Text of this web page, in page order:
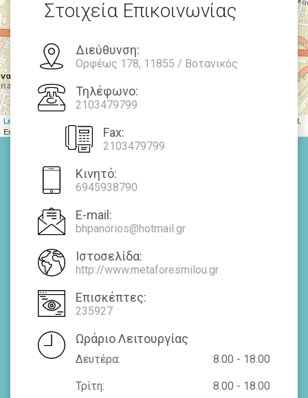
Leaflet
| Tiles © Esri — Source: Esri, DeLorme, NAVTEQ, USGS, Intermap, iPC, NRCAN,
Esri Japan, METI, Esri China (Hong Kong), Esri (Thailand), TomTom, 2012
Στοιχεία Επικοινωνίας
Διεύθυνση:
Ορφέως 178, 11855 / Βοτανικός
Τηλέφωνο:
2103479799
Fax:
2103479799
Κινητό:
6945938790
E-mail:
bhpanorios@hotmail.gr
Ιστοσελίδα:
http://www.metaforesmilou.gr
Επισκέπτες:
235927
Ωράριο Λειτουργίας
Δευτέρα: 8.00 - 18.00
Τρίτη: 8.00 - 18.00